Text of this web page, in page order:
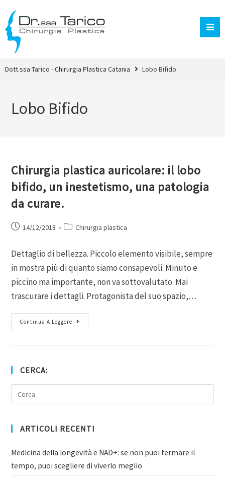
Dott.ssa Tarico - Chirurgia Plastica Catania Lobo Bifido
Lobo Bifido
Chirurgia plastica auricolare: il lobo
bifido, un inestetismo, una patologia
da curare.
14/12/2018 Chirurgia plastica
Dettaglio di bellezza. Piccolo elemento visibile, sempre
in mostra più di quanto siamo consapevoli. Minuto e
piccino ma importante, non va sottovalutato. Mai
trascurare i dettagli. Protagonista del suo spazio,…
Continua A Leggere
CERCA:
ARTICOLI RECENTI
Medicina della longevità e NAD+: se non puoi fermare il
tempo, puoi scegliere di viverlo meglio